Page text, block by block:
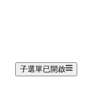
子選單已開啟